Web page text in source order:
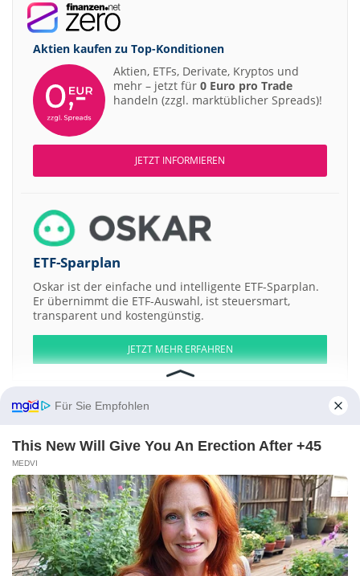
Aktien kaufen zu Top-Konditionen
Aktien, ETFs, Derivate, Kryptos und
mehr – jetzt für 0 Euro pro Trade
handeln (zzgl. marktüblicher Spreads)!
JETZT INFORMIEREN
ETF-Sparplan
Oskar ist der einfache und intelligente ETF-Sparplan.
Er übernimmt die ETF-Auswahl, ist steuersmart,
transparent und kostengünstig.
JETZT MEHR ERFAHREN
Aktien ATX DAX EuroStoxx 50 Dow Jones NASDAQ 100 Nikkei 225
Weitere Aktien:
LifeStance Health Group Bluebet Holdings Corem Property Group AB
Registered Shs -D-
Plural Industry atai Life Sciences
Kontakt-Impressum-Werbung-Barrierefreiheit
Sitemap-Datenschutz-Disclaimer-AGB-Privatsphäre-Einstellungen
Für Sie Empfohlen
This New Will Give You An Erection After +45
MEDVI